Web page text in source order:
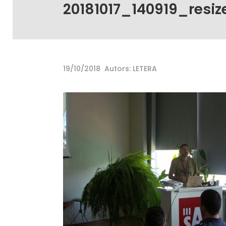
19/10/2018 Autors: LETERA